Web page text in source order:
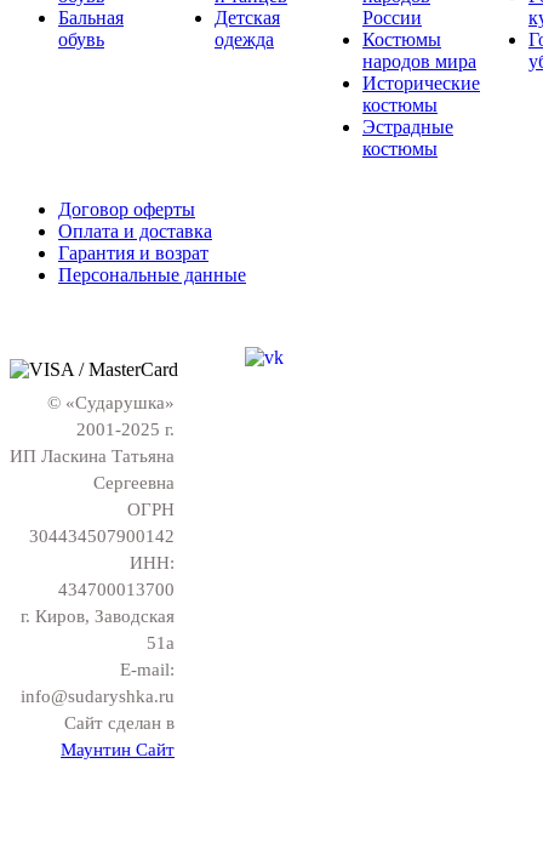
Бальная
обувь
Детская
одежда
России
Костюмы
народов мира
Исторические
костюмы
Эстрадные
костюмы
Договор оферты
Оплата и доставка
Гарантия и возрат
Персональные данные
© «Сударушка»
2001-2025 г.
ИП Ласкина Татьяна
Сергеевна
ОГРН
304434507900142
ИНН:
434700013700
г. Киров, Заводская
51а
E-mail:
info@sudaryshka.ru
Сайт сделан в
Маунтин Сайт